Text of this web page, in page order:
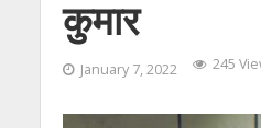
कुमार
January 7, 2022 245